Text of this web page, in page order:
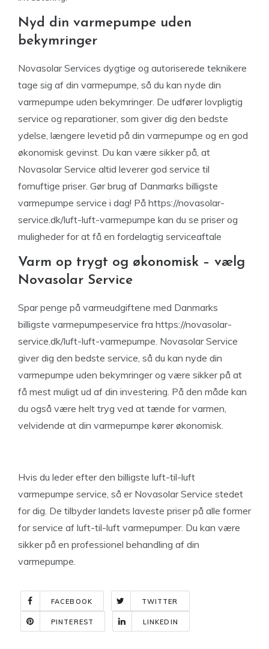
Nyd din varmepumpe uden
bekymringer
Novasolar Services dygtige og autoriserede teknikere
tage sig af din varmepumpe, så du kan nyde din
varmepumpe uden bekymringer. De udfører lovpligtig
service og reparationer, som giver dig den bedste
ydelse, længere levetid på din varmepumpe og en god
økonomisk gevinst. Du kan være sikker på, at
Novasolar Service altid leverer god service til
fornuftige priser. Gør brug af Danmarks billigste
varmepumpe service i dag! På https://novasolar-
service.dk/luft-luft-varmepumpe kan du se priser og
muligheder for at få en fordelagtig serviceaftale
Varm op trygt og økonomisk – vælg
Novasolar Service
Spar penge på varmeudgiftene med Danmarks
billigste varmepumpeservice fra https://novasolar-
service.dk/luft-luft-varmepumpe. Novasolar Service
giver dig den bedste service, så du kan nyde din
varmepumpe uden bekymringer og være sikker på at
få mest muligt ud af din investering. På den måde kan
du også være helt tryg ved at tænde for varmen,
velvidende at din varmepumpe kører økonomisk.
Hvis du leder efter den billigste luft-til-luft
varmepumpe service, så er Novasolar Service stedet
for dig. De tilbyder landets laveste priser på alle former
for service af luft-til-luft varmepumper. Du kan være
sikker på en professionel behandling af din
varmepumpe.
FACEBOOK TWITTER
PINTEREST LINKEDIN